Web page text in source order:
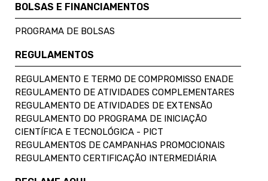
BOLSAS E FINANCIAMENTOS
PROGRAMA DE BOLSAS
REGULAMENTOS
REGULAMENTO E TERMO DE COMPROMISSO ENADE
REGULAMENTO DE ATIVIDADES COMPLEMENTARES
REGULAMENTO DE ATIVIDADES DE EXTENSÃO
REGULAMENTO DO PROGRAMA DE INICIAÇÃO
CIENTÍFICA E TECNOLÓGICA - PICT
REGULAMENTOS DE CAMPANHAS PROMOCIONAIS
REGULAMENTO CERTIFICAÇÃO INTERMEDIÁRIA